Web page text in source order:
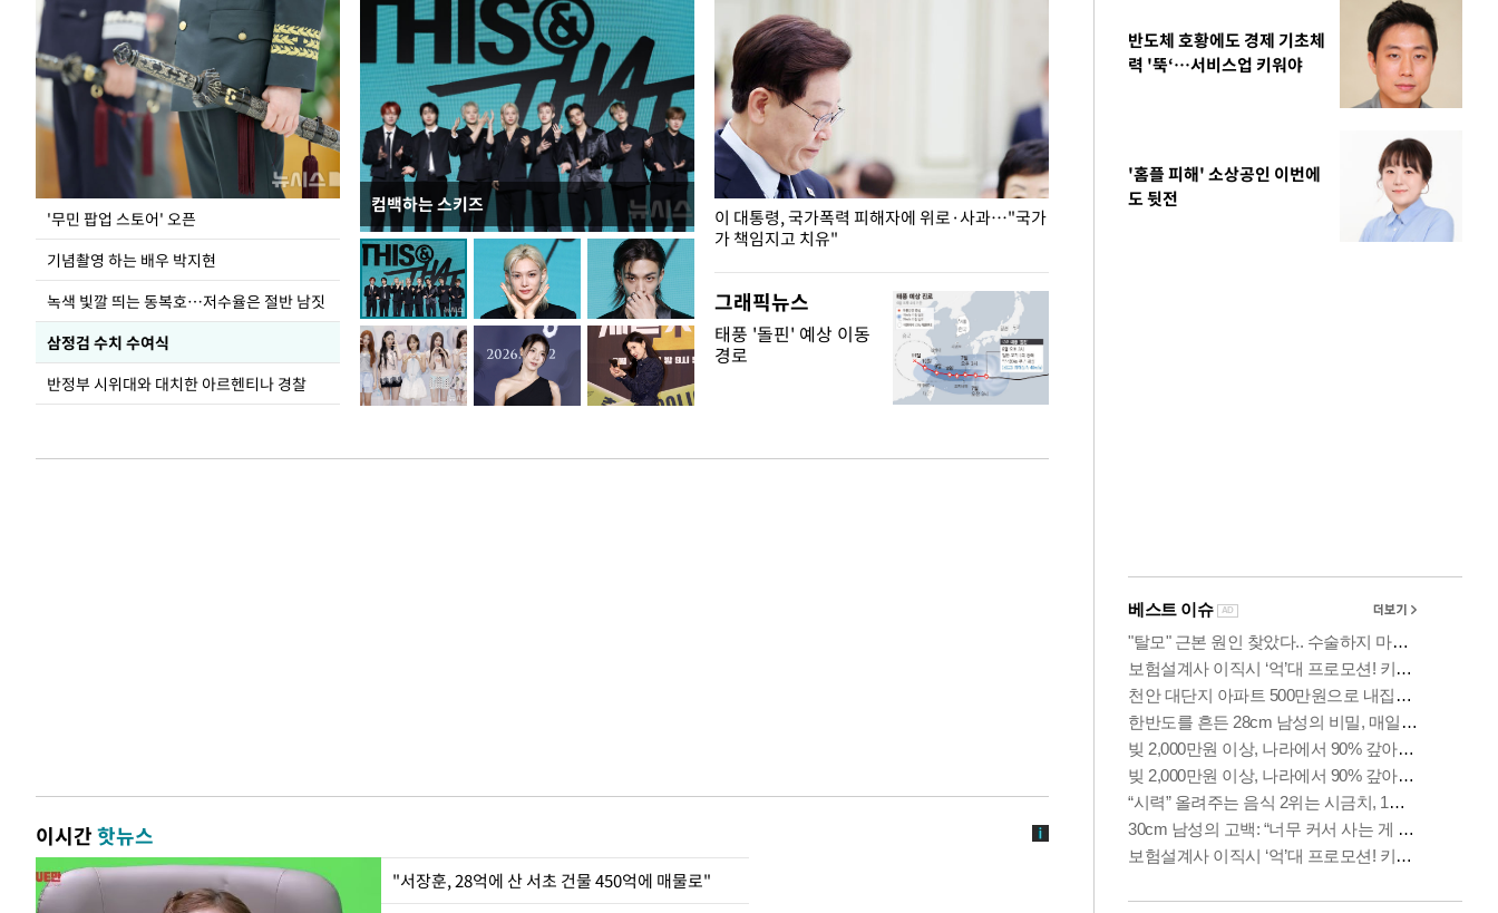
'무민 팝업 스토어' 오픈
기념촬영 하는 배우 박지현
녹색 빛깔 띄는 동복호…저수율은 절반 남짓
삼정검 수치 수여식
반정부 시위대와 대치한 아르헨티나 경찰
컴백하는 스키즈
지석천 뒤덮은 개구리밥
이 대통령, 국가폭력 피해자에 위로·사과…"국가
가 책임지고 치유"
오세훈 서울시
환경 점검
그래픽뉴스
태풍 '돌핀' 예상 이동
경로
이시간핫뉴스
"서장훈, 28억에 산 서초 건물 450억에 매물로"
반도체 호황에도 경제 기초체
력 '뚝‘…서비스업 키워야
'홈플 피해' 소상공인 이번에
도 뒷전